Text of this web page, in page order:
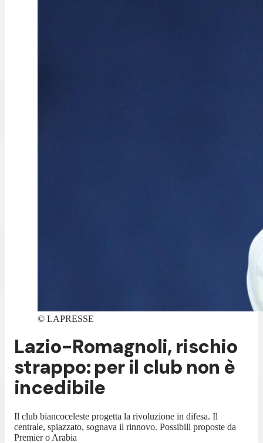
© LAPRESSE
Lazio-Romagnoli, rischio
strappo: per il club non è
incedibile
Il club biancoceleste progetta la rivoluzione in difesa. Il
centrale, spiazzato, sognava il rinnovo. Possibili proposte da
Premier o Arabia